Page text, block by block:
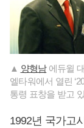
▲ 양형남에듀윌
엘타워에서 열린
통령 표창을 받고
1992년 국가고